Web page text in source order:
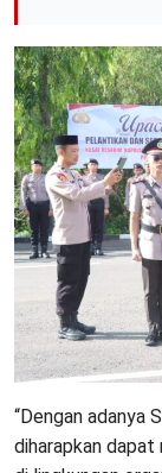
“Dengan adanya
diharapkan dapat